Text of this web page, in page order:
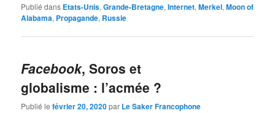
Publié dans Etats-Unis,Grande-Bretagne,Internet,Merkel,Moon of
Alabama, Propagande, Russie
Facebook, Soros et
globalisme : l’acmée ?
Publié lefévrier 20, 2020par Le Saker Francophone